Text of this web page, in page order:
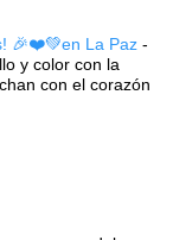
🎉❤️💚en La Paz -
y color con la
con el corazón